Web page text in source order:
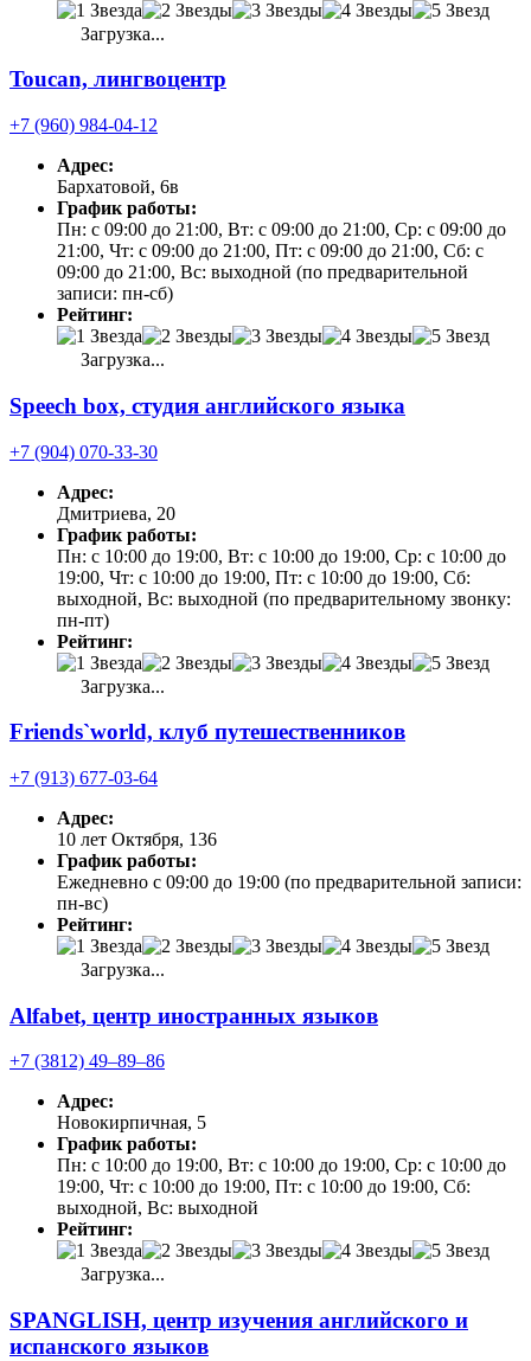
Загрузка...
Toucan, лингвоцентр
+7 (960) 984-04-12
Адрес:
Бархатовой, 6в
График работы:
Пн: с 09:00 до 21:00, Вт: с 09:00 до 21:00, Ср: с 09:00 до
21:00, Чт: с 09:00 до 21:00, Пт: с 09:00 до 21:00, Сб: с
09:00 до 21:00, Вс: выходной (по предварительной
записи: пн-сб)
Рейтинг:
Загрузка...
Speech box, студия английского языка
+7 (904) 070-33-30
Адрес:
Дмитриева, 20
График работы:
Пн: с 10:00 до 19:00, Вт: с 10:00 до 19:00, Ср: с 10:00 до
19:00, Чт: с 10:00 до 19:00, Пт: с 10:00 до 19:00, Сб:
выходной, Вс: выходной (по предварительному звонку:
пн-пт)
Рейтинг:
Загрузка...
Friends`world, клуб путешественников
+7 (913) 677-03-64
Адрес:
10 лет Октября, 136
График работы:
Ежедневно с 09:00 до 19:00 (по предварительной записи:
пн-вс)
Рейтинг:
Загрузка...
Alfabet, центр иностранных языков
+7 (3812) 49‒89‒86
Адрес:
Новокирпичная, 5
График работы:
Пн: с 10:00 до 19:00, Вт: с 10:00 до 19:00, Ср: с 10:00 до
19:00, Чт: с 10:00 до 19:00, Пт: с 10:00 до 19:00, Сб:
выходной, Вс: выходной
Рейтинг:
Загрузка...
SPANGLISH, центр изучения английского и
испанского языков